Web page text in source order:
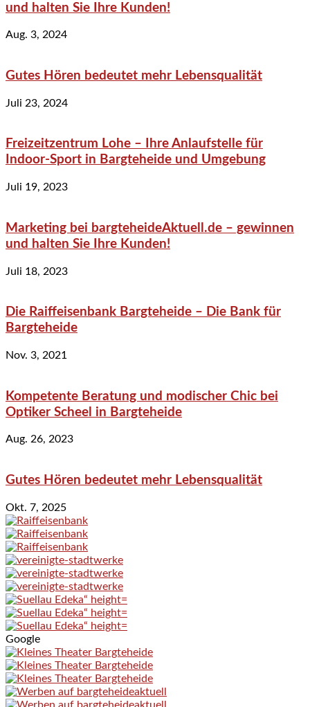
und halten Sie Ihre Kunden!
Aug. 3, 2024
Gutes Hören bedeutet mehr Lebensqualität
Juli 23, 2024
Freizeitzentrum Lohe – Ihre Anlaufstelle für
Indoor-Sport in Bargteheide und Umgebung
Juli 19, 2023
Marketing bei bargteheideAktuell.de – gewinnen
und halten Sie Ihre Kunden!
Juli 18, 2023
Die Raiffeisenbank Bargteheide – Die Bank für
Bargteheide
Nov. 3, 2021
Kompetente Beratung und modischer Chic bei
Optiker Scheel in Bargteheide
Aug. 26, 2023
Gutes Hören bedeutet mehr Lebensqualität
Okt. 7, 2025
Google